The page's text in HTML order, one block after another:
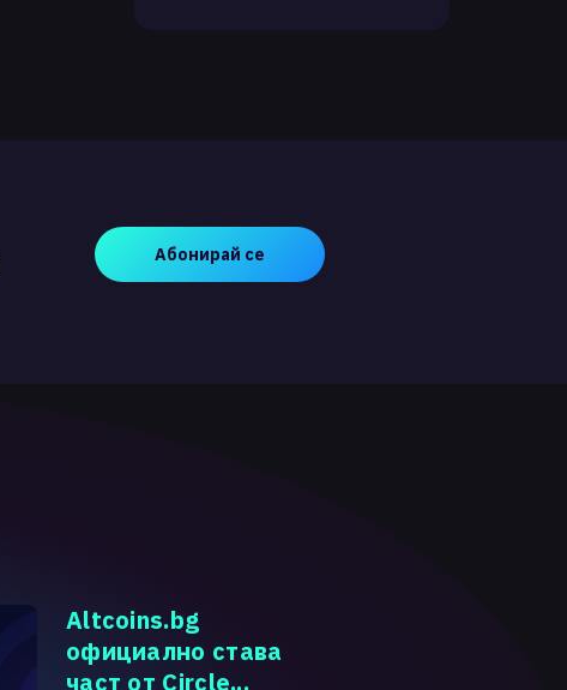
Абонирай се
Altcoins.bg
официално става
част от Circle...